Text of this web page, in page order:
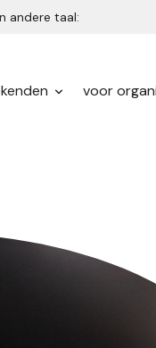
andere taal:
voor